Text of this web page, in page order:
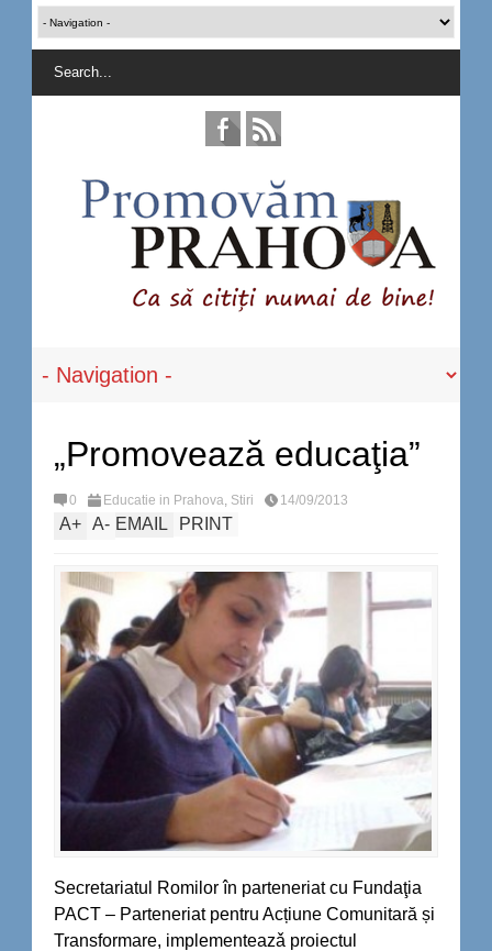
„Promovează educaţia”
0 Educatie in Prahova, Stiri 14/09/2013
A+ A- EMAIL PRINT
Secretariatul Romilor în parteneriat cu Fundaţia
PACT – Parteneriat pentru Acțiune Comunitară și
Transformare, implementeazǎ proiectul